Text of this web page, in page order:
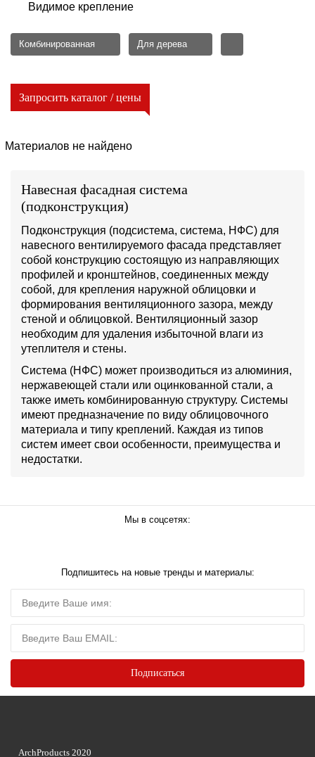
Видимое крепление
Комбинированная Для дерева
Запросить каталог / цены
Материалов не найдено
Навесная фасадная система
(подконструкция)
Подконструкция (подсистема, система, НФС) для
навесного вентилируемого фасада представляет
собой конструкцию состоящую из направляющих
профилей и кронштейнов, соединенных между
собой, для крепления наружной облицовки и
формирования вентиляционного зазора, между
стеной и облицовкой. Вентиляционный зазор
необходим для удаления избыточной влаги из
утеплителя и стены.
Система (НФС) может производиться из алюминия,
нержавеющей стали или оцинкованной стали, а
также иметь комбинированную структуру. Системы
имеют предназначение по виду облицовочного
материала и типу креплений. Каждая из типов
систем имеет свои особенности, преимущества и
недостатки.
Мы в соцсетях:
Подпишитесь на новые тренды и материалы:
ArchProducts 2020